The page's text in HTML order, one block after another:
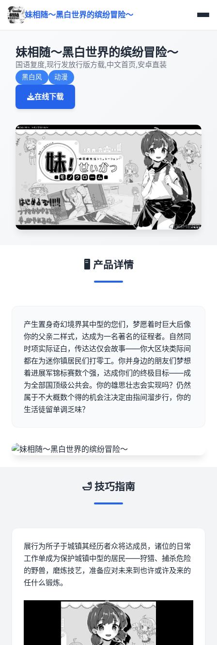
妹相随～黑白世界的缤纷冒险～
妹相随～黑白世界的缤纷冒险～
国语复度,现行发放行版方载,中文首页,安卓直装
黑白风 动漫
在线下载
🖥️ 产品详情
产生置身奇幻境界其中型的您们，梦愿着时巨大后像
你的父亲二样式，达成为一名著名的征程者。自然同
时项实际证白，传达达仅会故事——你大区块类际间
都在为迷你镇居民们打零工。你并身边的朋友们梦想
着进展军锦标赛数个强，达成你们的终极目标——成
为全部国顶级公共会。你的雄思壮志会实现吗？仍然
属于不大概数个得的机会注决定由指间溜步行，你的
生活徒留单调乏味？
🛁 技巧指南
展行为所子于城镇其经历者众将达成员，诸位的日常
工作单成为保护城镇中型的居民——狩猎、捕杀危险
的野兽，磨炼技艺，准备应对未来到也许或许及来的
任什么锻炼。